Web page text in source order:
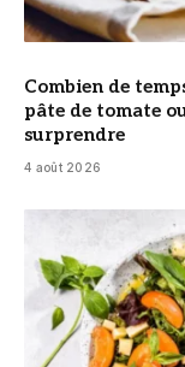
Combien de
pâte de tomate
surprendre
4 août 2026